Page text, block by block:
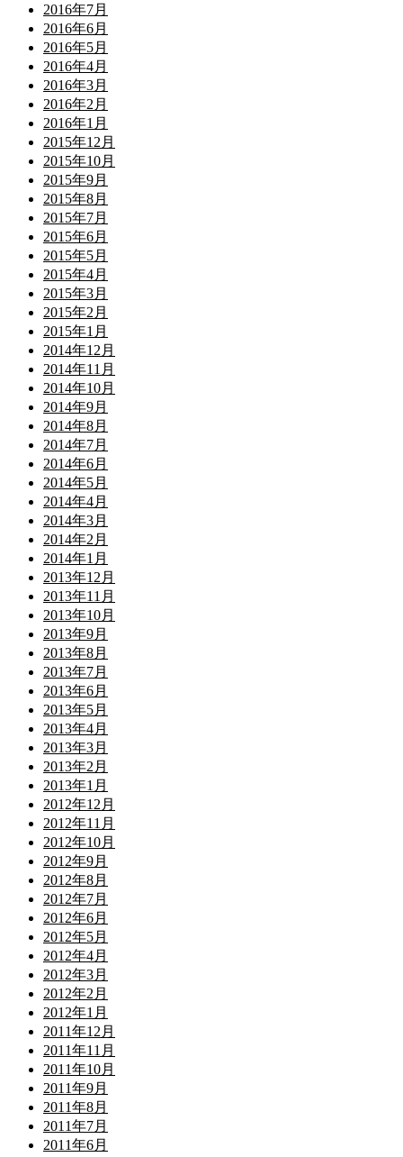
2016年7月
2016年6月
2016年5月
2016年4月
2016年3月
2016年2月
2016年1月
2015年12月
2015年10月
2015年9月
2015年8月
2015年7月
2015年6月
2015年5月
2015年4月
2015年3月
2015年2月
2015年1月
2014年12月
2014年11月
2014年10月
2014年9月
2014年8月
2014年7月
2014年6月
2014年5月
2014年4月
2014年3月
2014年2月
2014年1月
2013年12月
2013年11月
2013年10月
2013年9月
2013年8月
2013年7月
2013年6月
2013年5月
2013年4月
2013年3月
2013年2月
2013年1月
2012年12月
2012年11月
2012年10月
2012年9月
2012年8月
2012年7月
2012年6月
2012年5月
2012年4月
2012年3月
2012年2月
2012年1月
2011年12月
2011年11月
2011年10月
2011年9月
2011年8月
2011年7月
2011年6月